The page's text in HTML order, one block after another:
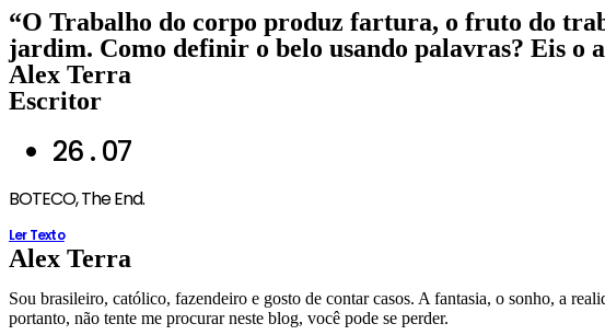
Ir
para
o
conteúdo
“O Trabalho do corpo produz fartura, o fruto do
jardim. Como definir o belo usando palavras? Eis o
Alex Terra
Escritor
26 . 07
BOTECO, The End.
Ler Texto
Alex Terra
Sou brasileiro, católico, fazendeiro e gosto de contar casos. A fantasia, o sonho, a
portanto, não tente me procurar neste blog, você pode se perder.